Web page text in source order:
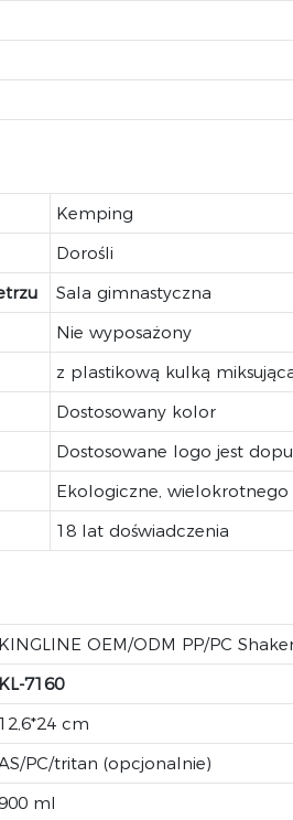
Kemping
Dorośli
Sala gimnastyczna
Nie wyposażony
z plastikową kulką
Dostosowany kolor
Dostosowane logo jest
Ekologiczne, wielokrotnego
18 lat doświadczenia
KINGLINE OEM/ODM PP/PC
KL-7160
12,6*24 cm
PC/tritan (opcjonalnie)
ml